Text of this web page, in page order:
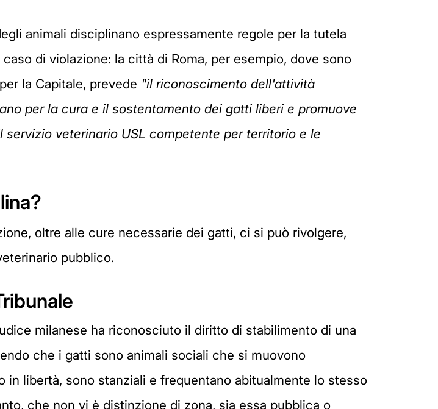
animali disciplinano espressamente regole per la tutela
di violazione: la città di Roma, per esempio, dove sono
la Capitale, prevede "il riconoscimento dell'attività
per la cura e il sostentamento dei gatti liberi e promuove
veterinario USL competente per territorio e le
oltre alle cure necessarie dei gatti, ci si può rivolgere,
pubblico.
milanese ha riconosciuto il diritto di stabilimento di una
che i gatti sono animali sociali che si muovono
libertà, sono stanziali e frequentano abitualmente lo stesso
che non vi è distinzione di zona, sia essa pubblica o